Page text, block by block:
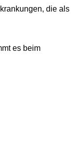
die als
es beim